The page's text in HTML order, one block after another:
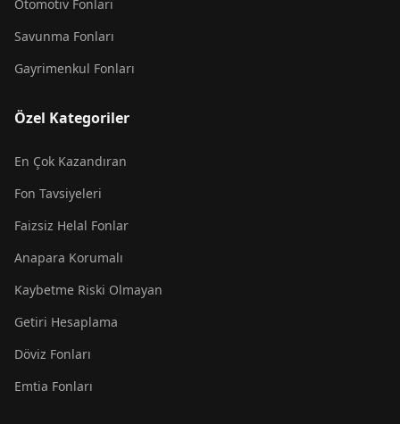
Otomotiv Fonları
Savunma Fonları
Gayrimenkul Fonları
Özel Kategoriler
En Çok Kazandıran
Fon Tavsiyeleri
Faizsiz Helal Fonlar
Anapara Korumalı
Kaybetme Riski Olmayan
Getiri Hesaplama
Döviz Fonları
Emtia Fonları